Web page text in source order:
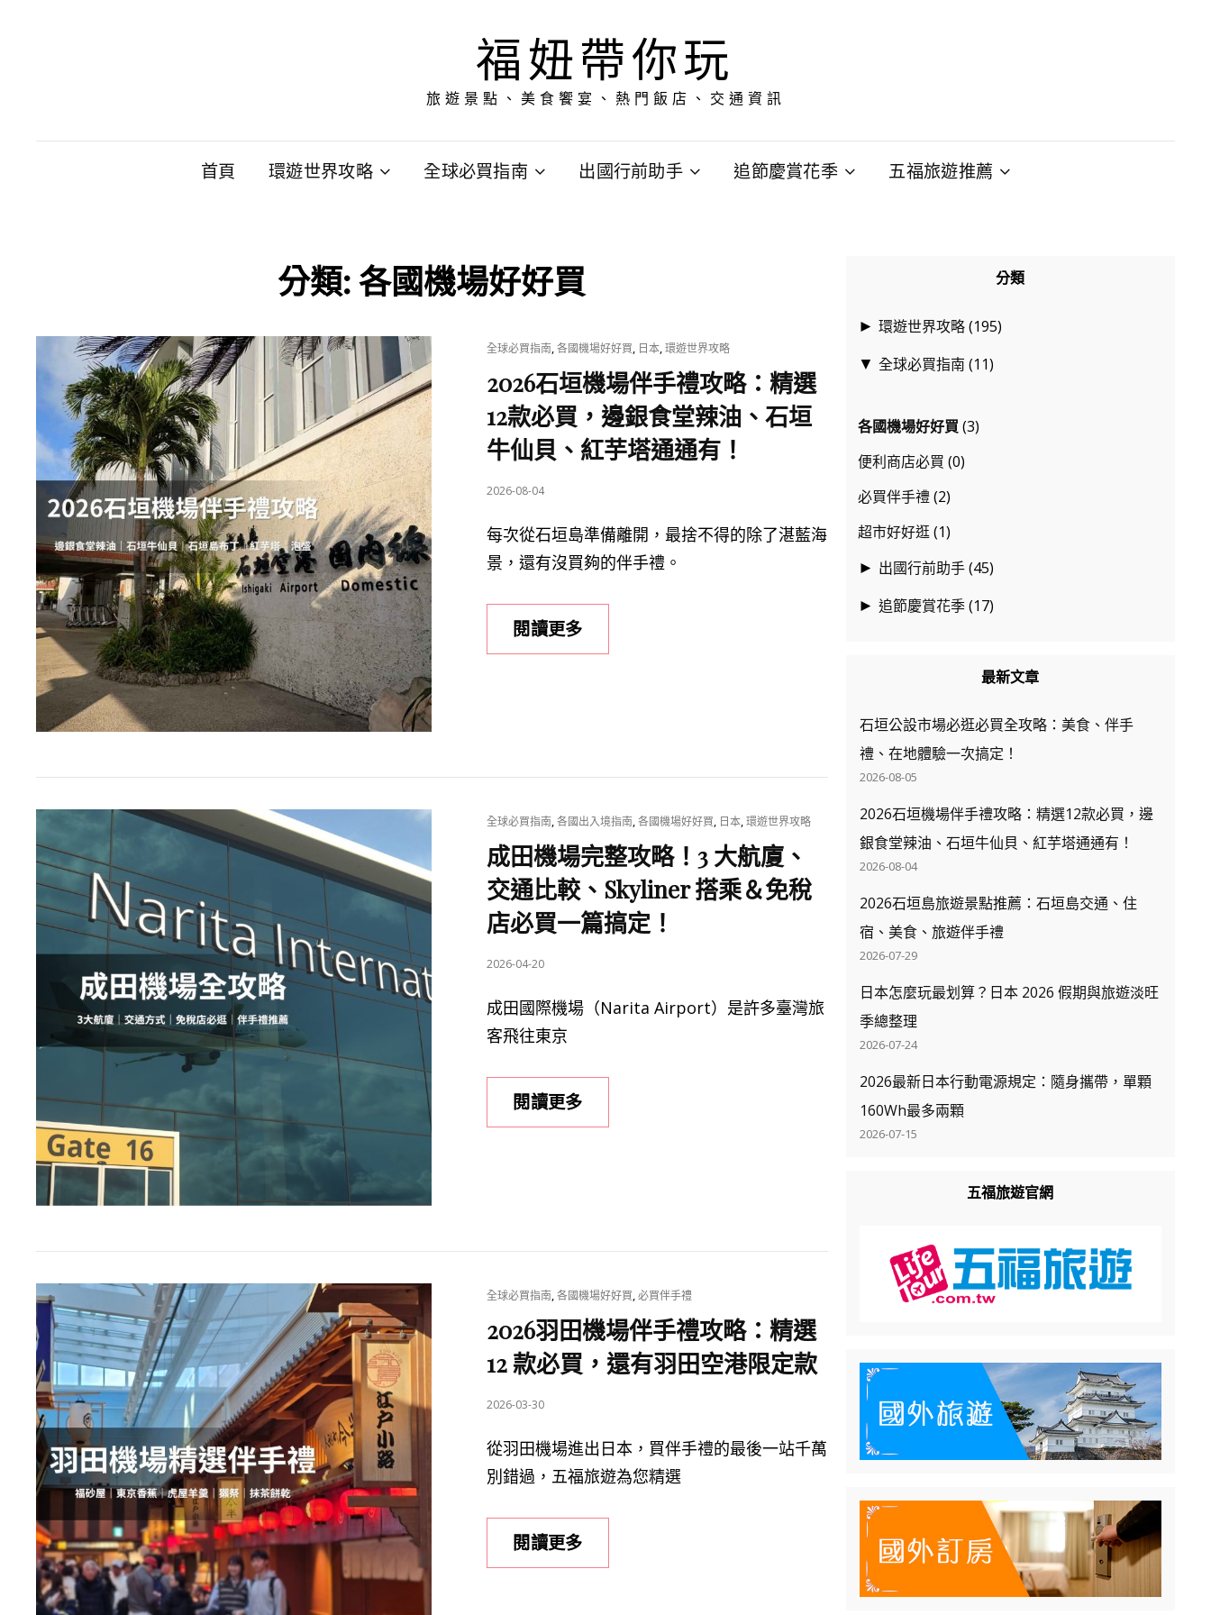
福妞帶你玩
旅遊景點、美食饗宴、熱門飯店、交通資訊
首頁 環遊世界攻略 全球必買指南 出國行前助手 追節慶賞花季 五福旅遊推薦
分類:各國機場好好買
CAT
全球必買指南,各國機場好好買, 日本,環遊世界攻略
2026石垣機場伴手禮攻略：精選
12款必買，邊銀食堂辣油、石垣
牛仙貝、紅芋塔通通有！
POSTED
2026-08-04
每次從石垣島準備離開，最捨不得的除了湛藍海
景，還有沒買夠的伴手禮。
閱讀更多2026
石
手
攻
略：
精
選
12
買，
食
堂
辣
仙
貝、
芋
塔
有！
CAT
LINKS
全球必買指南,各國出入境指南,各國機場好好買, 日本,環遊世界攻略
成田機場完整攻略！3 大航廈、
交通比較、Skyliner 搭乘＆免稅
店必買一篇搞定！
POSTED
2026-04-20
成田國際機場（Narita Airport）是許多臺灣旅
客飛往東京
閱讀更多成
田
攻
3
大
航
廈、
比
較、
CAT
全球必買指南,各國機場好好買,必買伴手禮
2026羽田機場伴手禮攻略：精選
12 款必買，還有羽田空港限定款
POSTED
2026-03-30
從羽田機場進出日本，買伴手禮的最後一站千萬
別錯過，五福旅遊為您精選
閱讀更多2026
羽
分類
► 環遊世界攻略(195)
▼ 全球必買指南 (11)
各國機場好好買 (3)
便利商店必買 (0)
必買伴手禮(2)
超市好好逛(1)
► 出國行前助手(45)
► 追節慶賞花季(17)
最新文章
石垣公設市場必逛必買全攻略：美食、伴手
禮、在地體驗一次搞定！
2026-08-05
2026石垣機場伴手禮攻略：精選12款必買，邊
銀食堂辣油、石垣牛仙貝、紅芋塔通通有！
2026-08-04
2026石垣島旅遊景點推薦：石垣島交通、住
宿、美食、旅遊伴手禮
2026-07-29
日本怎麼玩最划算？日本 2026 假期與旅遊淡旺
季總整理
2026-07-24
2026最新日本行動電源規定：隨身攜帶，單顆
160Wh最多兩顆
2026-07-15
五福旅遊官網